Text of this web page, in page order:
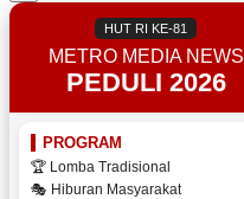
HUT RI KE-81
METRO MEDIA NEWS
PEDULI 2026
PROGRAM
🏆 Lomba Tradisional
🎭 Hiburan Masyarakat